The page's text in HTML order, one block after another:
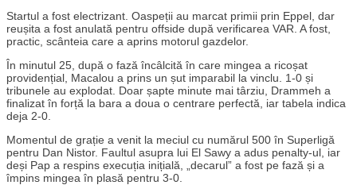
Startul a fost electrizant. Oaspeții au marcat primii prin Eppel, dar
reușita a fost anulată pentru offside după verificarea VAR. A fost,
practic, scânteia care a aprins motorul gazdelor.
În minutul 25, după o fază încâlcită în care mingea a ricoșat
providențial, Macalou a prins un șut imparabil la vinclu. 1-0 și
tribunele au explodat. Doar șapte minute mai târziu, Drammeh a
finalizat în forță la bara a doua o centrare perfectă, iar tabela indica
deja 2-0.
Momentul de grație a venit la meciul cu numărul 500 în Superligă
pentru Dan Nistor. Faultul asupra lui El Sawy a adus penalty-ul, iar
deși Pap a respins execuția inițială, „decarul” a fost pe fază și a
împins mingea în plasă pentru 3-0.